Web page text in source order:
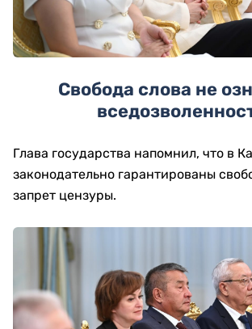
Свобода слова не
Глава государства напомнил, что в
законодательно гарантированы
запрет цензуры.